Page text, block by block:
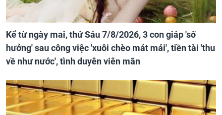
Kể từ ngày mai, thứ Sáu 7/8/2026, 3 con giáp 'số
hưởng' sau công việc 'xuôi chèo mát mái', tiền tài 'thu
về như nước', tình duyên viên mãn